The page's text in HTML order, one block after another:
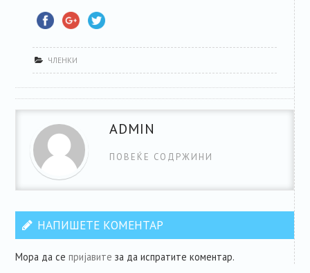
ЧЛЕНКИ
ADMIN
ПОВЕЌЕ СОДРЖИНИ
НАПИШЕТЕ КОМЕНТАР
Мора да сепријавите за да испратите коментар.